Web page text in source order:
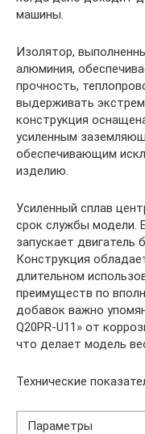
машины.
Изолятор,
алюминия,
прочность,
выдерживать
конструкция
усиленным
обеспечивающим
изделию.
Усиленный сплав
срок службы модели.
запускает двигатель
Конструкция
длительном
преимуществ по
добавок важно
Q20PR-U11» от
что делает модель
Технические
Параметры